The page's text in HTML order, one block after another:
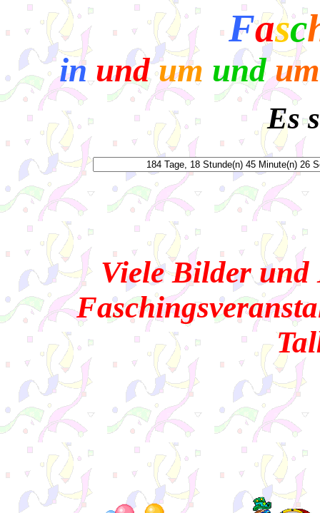
Fasc
in undum und
Es
Viele Bilder und